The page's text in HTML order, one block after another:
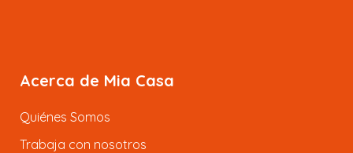
Acerca de Mia Casa
Quiénes Somos
Trabaja con nosotros